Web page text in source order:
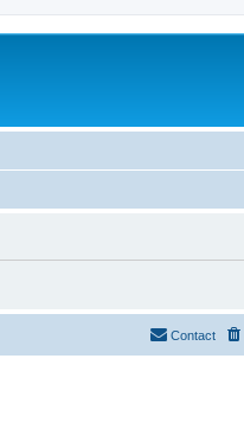
Contact